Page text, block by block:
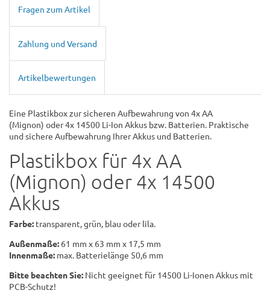
Fragen zum Artikel
Zahlung und Versand
Artikelbewertungen
Eine Plastikbox zur sicheren Aufbewahrung von 4x AA
(Mignon) oder 4x 14500 Li-Ion Akkus bzw. Batterien. Praktische
und sichere Aufbewahrung Ihrer Akkus und Batterien.
Plastikbox für 4x AA
(Mignon) oder 4x 14500
Akkus
Farbe: transparent, grün, blau oder lila.
Außenmaße: 61 mm x 63 mm x 17,5 mm
Innenmaße: max. Batterielänge 50,6 mm
Bitte beachten Sie: Nicht geeignet für 14500 Li-Ionen Akkus mit
PCB-Schutz!